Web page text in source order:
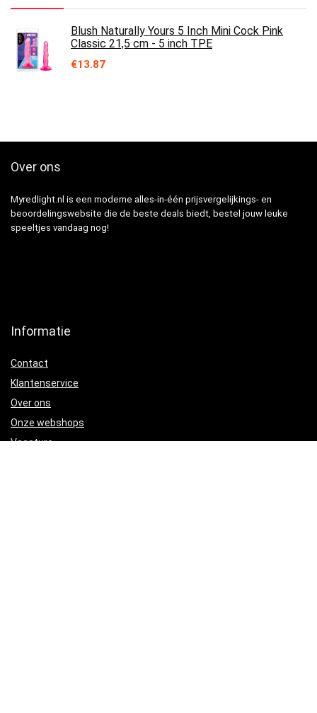
Blush Naturally Yours 5 Inch Mini Cock Pink
Classic 21,5 cm - 5 inch TPE
€13.87
Over ons
Myredlight.nl is een moderne alles-in-één prijsvergelijkings- en
beoordelingswebsite die de beste deals biedt, bestel jouw leuke
speeltjes vandaag nog!
Informatie
Contact
Klantenservice
Over ons
Onze webshops
Vacature